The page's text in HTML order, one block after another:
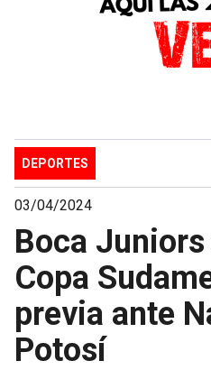
DEPORTES
03/04/2024
Boca
Copa
previa ante
Potosí